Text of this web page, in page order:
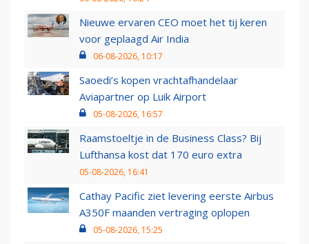
Nieuwe ervaren CEO moet het tij keren
voor geplaagd Air India
06-08-2026, 10:17
Saoedi’s kopen vrachtafhandelaar
Aviapartner op Luik Airport
05-08-2026, 16:57
Raamstoeltje in de Business Class? Bij
Lufthansa kost dat 170 euro extra
05-08-2026, 16:41
Cathay Pacific ziet levering eerste Airbus
A350F maanden vertraging oplopen
05-08-2026, 15:25